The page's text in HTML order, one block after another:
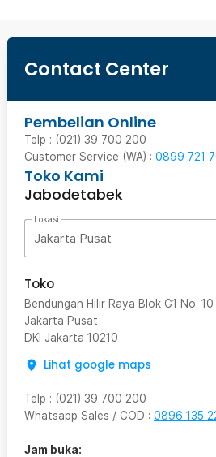
Contact Center
Pembelian Online
Telp : (021) 39 700 200
Customer Service (WA) : 0899 721
Toko Kami
Jabodetabek
Lokasi
Jakarta Pusat
Toko
Bendungan Hilir Raya Blok G1 No. 10
Jakarta Pusat
DKI Jakarta 10210
Lihat google maps
Telp : (021) 39 700 200
Whatsapp Sales / COD : 0896 135
Jam buka: